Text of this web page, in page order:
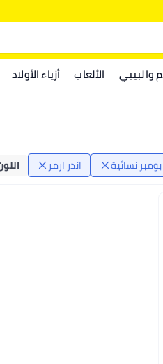
والبيبي الألعاب أزياء الأولاد
نسائية اندر ارمر